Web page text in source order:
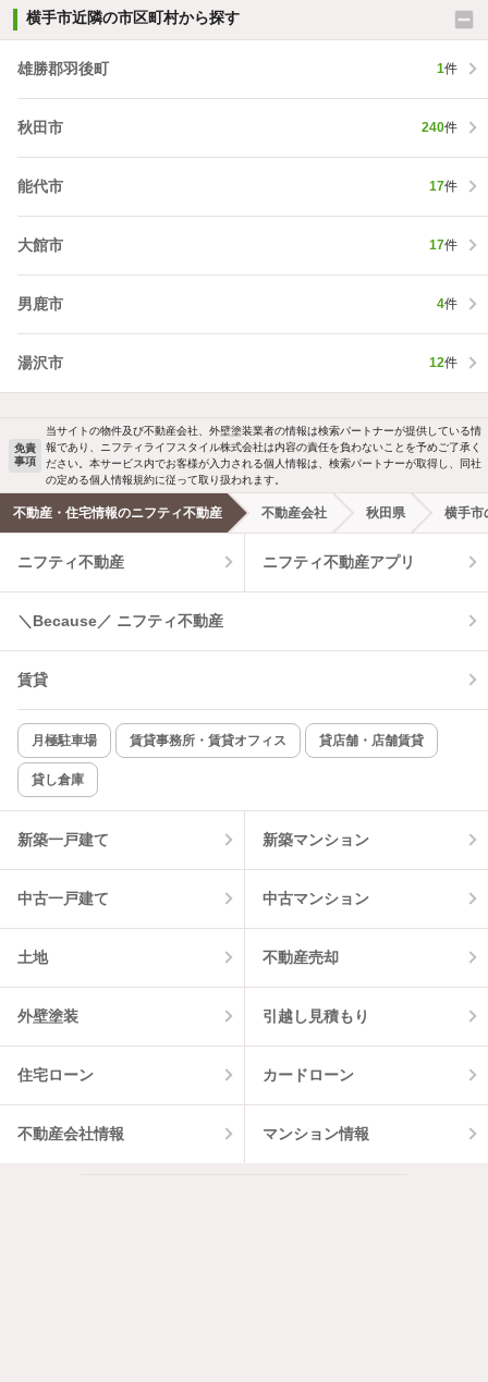
横手市近隣の市区町村から探す
雄勝郡羽後町 1件
秋田市 240件
能代市 17件
大館市 17件
男鹿市 4件
湯沢市 12件
免責
事項
当サイトの物件及び不動産会社、外壁塗装業者の情報は検索パートナーが提供している情
報であり、ニフティライフスタイル株式会社は内容の責任を負わないことを予めご了承く
ださい。本サービス内でお客様が入力される個人情報は、検索パートナーが取得し、同社
の定める個人情報規約に従って取り扱われます。
不動産・住宅情報のニフティ不動産 不動産会社 秋田県 横手市
ニフティ不動産 ニフティ不動産アプリ
＼Because／ ニフティ不動産
賃貸
月極駐車場 賃貸事務所・賃貸オフィス 貸店舗・店舗賃貸
貸し倉庫
新築一戸建て 新築マンション
中古一戸建て 中古マンション
土地 不動産売却
外壁塗装 引越し見積もり
住宅ローン カードローン
不動産会社情報 マンション情報